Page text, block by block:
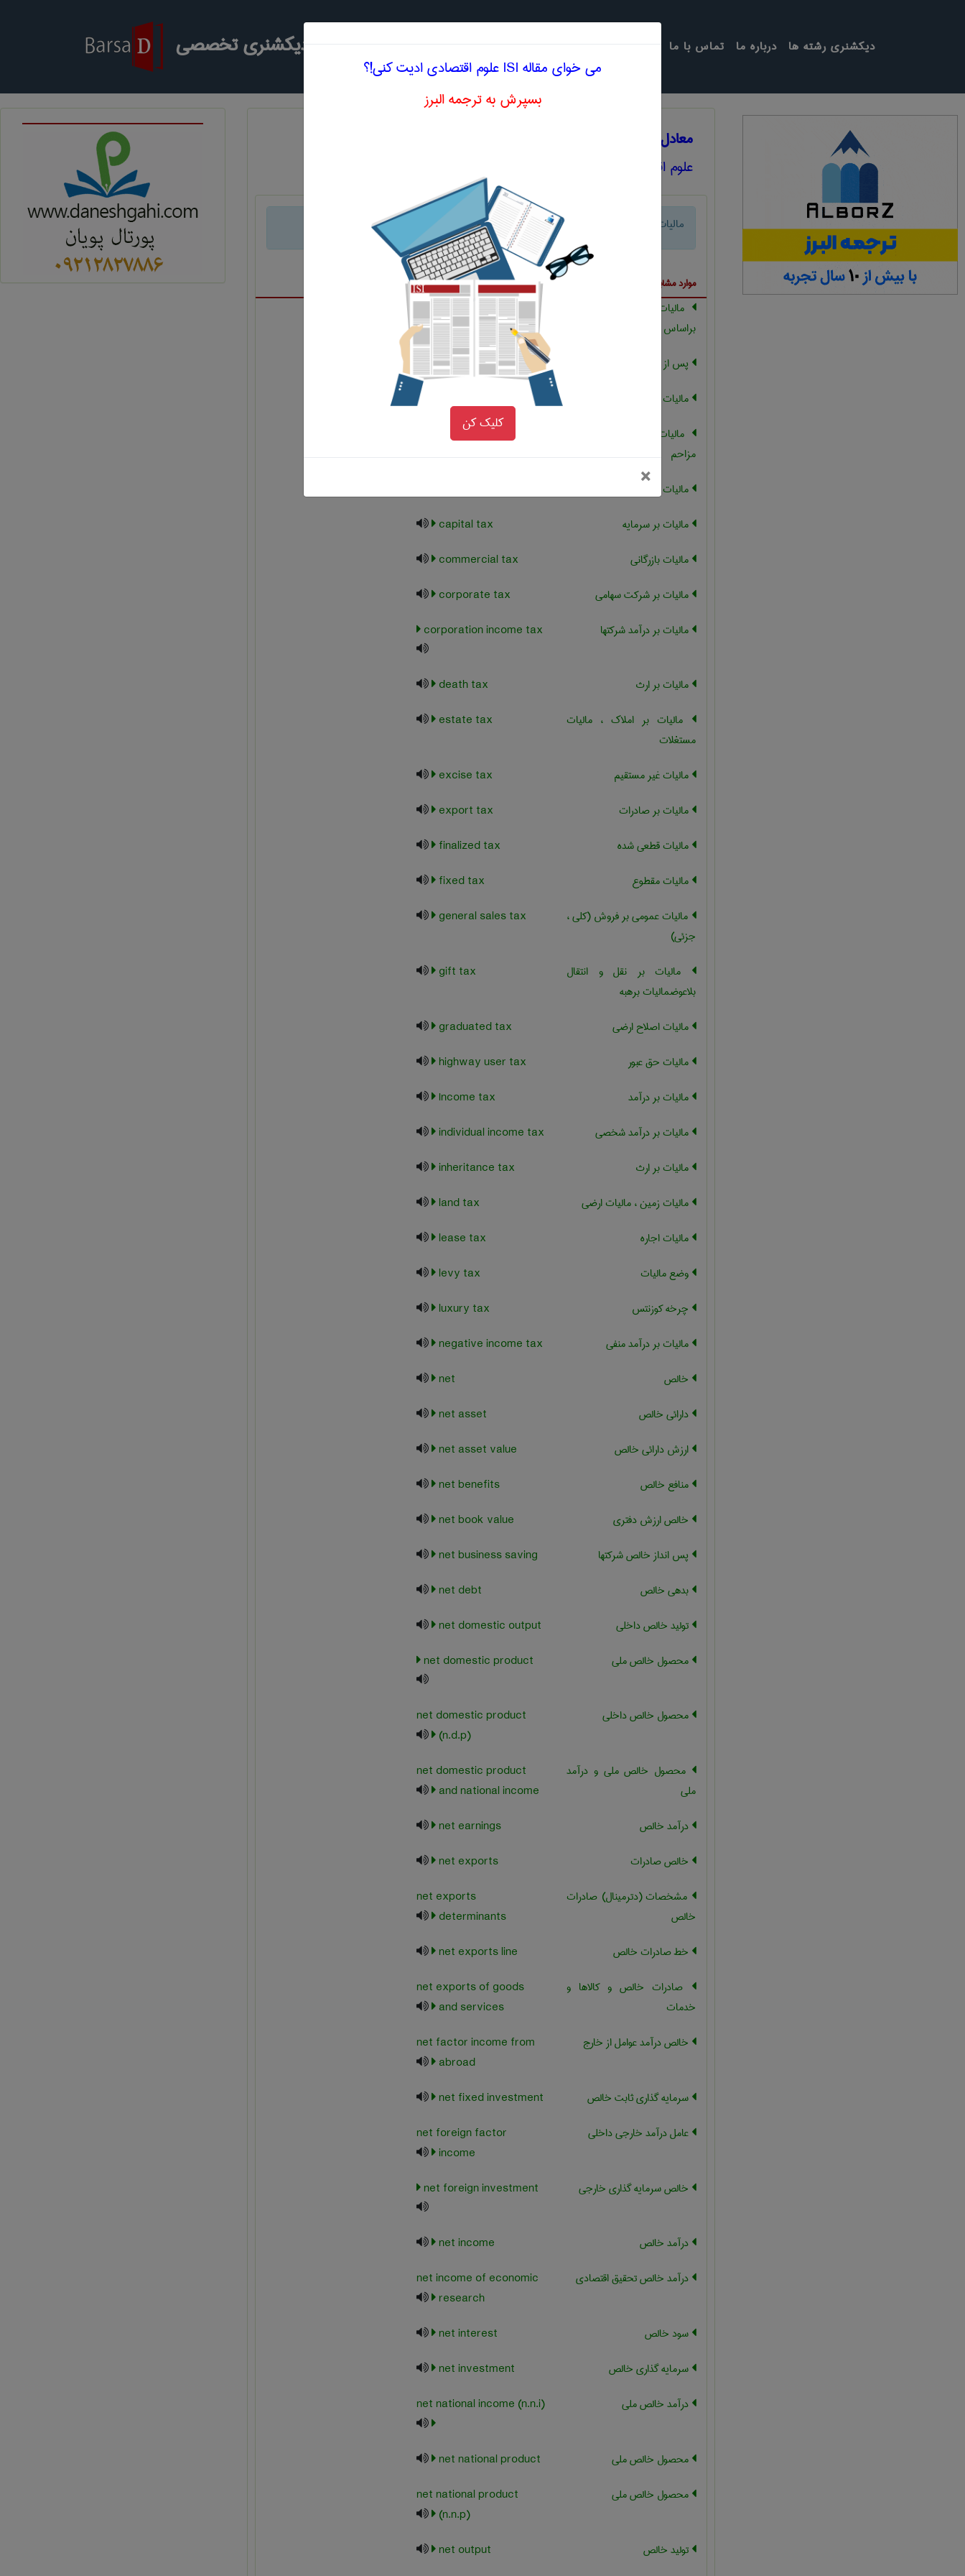
جستجو در دیکشنری تخصصی تماس با ما درباره ما دیکشنری رشته ها
معادل انگلیسی مالیات بر اضافه ارزش دارائی
علوم اقتصادی
مالیات بر اضافه ارزش دارائی net worth tax
موارد مشابه با اصطلاح تخصصی فارسی مالیات بر اضافه ارزش دارائی
مالیات بر مبنای ارزشمالیات
براساس قیمت کالا
advalorem tax
پس از وضع مالیات
after tax
مالیات مشخص شده
مالیات مشقت بار ، مالیات
مزاحم
burdensome tax
مالیات بر سود سرمایه
مالیات بر سرمایه
capital tax
مالیات بازرگانی
commercial tax
مالیات بر شرکت سهامی
corporate tax
مالیات بر درآمد شرکتها
corporation income tax
مالیات بر ارث
death tax
مالیات بر املاک ، مالیات
مستغلات
estate tax
مالیات غیر مستقیم
excise tax
مالیات بر صادرات
export tax
مالیات قطعی شده
finalized tax
مالیات مقطوع
fixed tax
مالیات عمومی بر فروش (کلی ،
جزئی)
general sales tax
مالیات بر نقل و انتقال
بلاعوضمالیات برهبه
gift tax
مالیات اصلاح ارضی
graduated tax
مالیات حق عبور
highway user tax
مالیات بر درآمد
Income tax
مالیات بر درآمد شخصی
individual income tax
مالیات بر ارث
inheritance tax
مالیات زمین ، مالیات ارضی
land tax
مالیات اجاره
lease tax
وضع مالیات
levy tax
چرخه کوزنتس
luxury tax
مالیات بر درآمد منفی
negative income tax
خالص
net
دارائی خالص
net asset
ارزش دارائی خالص
net asset value
منافع خالص
net benefits
خالص ارزش دفتری
net book value
پس انداز خالص شرکتها
net business saving
بدهی خالص
net debt
تولید خالص داخلی
net domestic output
محصول خالص ملی
net domestic product
محصول خالص داخلی
net domestic product
(n.d.p)
محصول خالص ملی و درآمد
ملی
net domestic product
and national income
درآمد خالص
net earnings
خالص صادرات
net exports
مشخصات (دترمینال) صادرات
خالص
net exports
determinants
خط صادرات خالص
net exports line
صادرات خالص و کالاها و
خدمات
net exports of goods
and services
خالص درآمد عوامل از خارج
net factor income from
abroad
سرمایه گذاری ثابت خالص
net fixed investment
عامل درآمد خارجی داخلی
net foreign factor
income
خالص سرمایه گذاری خارجی
net foreign investment
درآمد خالص
net income
درآمد خالص تحقیق اقتصادی
net income of economic
research
سود خالص
net interest
سرمایه گذاری خالص
net investment
درآمد خالص ملی
net national income (n.n.i)
محصول خالص ملی
net national product
محصول خالص ملی
net national product
(n.n.p)
تولید خالص
net output
می خوای مقاله ISI علوم اقتصادی ادیت کنی!؟
بسپرش به ترجمه البرز
کلیک کن
×بستن